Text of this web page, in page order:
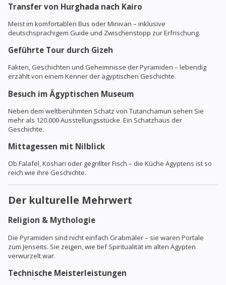
Transfer von Hurghada nach Kairo
Meist im komfortablen Bus oder Minivan – inklusive
deutschsprachigem Guide und Zwischenstopp zur Erfrischung.
Geführte Tour durch Gizeh
Fakten, Geschichten und Geheimnisse der Pyramiden – lebendig
erzählt von einem Kenner der ägyptischen Geschichte.
Besuch im Ägyptischen Museum
Neben dem weltberühmten Schatz von Tutanchamun sehen Sie
mehr als 120.000 Ausstellungsstücke. Ein Schatzhaus der
Geschichte.
Mittagessen mit Nilblick
Ob Falafel, Koshari oder gegrillter Fisch – die Küche Ägyptens ist so
reich wie ihre Geschichte.
Der kulturelle Mehrwert
Religion & Mythologie
Die Pyramiden sind nicht einfach Grabmäler – sie waren Portale
zum Jenseits. Sie zeigen, wie tief Spiritualität im alten Ägypten
verwurzelt war.
Technische Meisterleistungen